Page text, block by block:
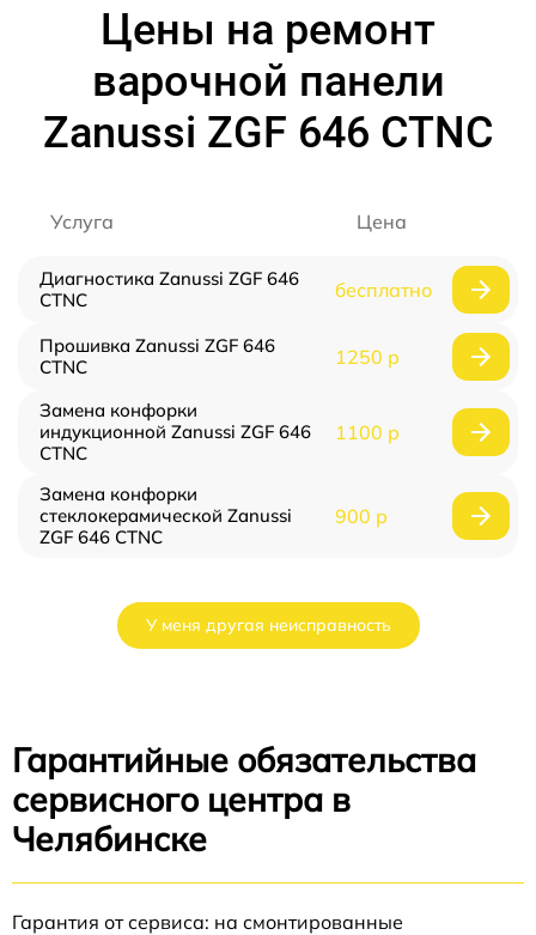
Цены на ремонт
варочной панели
Zanussi ZGF 646 CTNC
Услуга Цена
Диагностика Zanussi ZGF 646
CTNC
бесплатно
Прошивка Zanussi ZGF 646
CTNC
1250 р
Замена конфорки
индукционной Zanussi ZGF 646
CTNC
1100 р
Замена конфорки
стеклокерамической Zanussi
ZGF 646 CTNC
900 р
У меня другая неисправность
Гарантийные обязательства
сервисного центра в
Челябинске
Гарантия от сервиса: на смонтированные